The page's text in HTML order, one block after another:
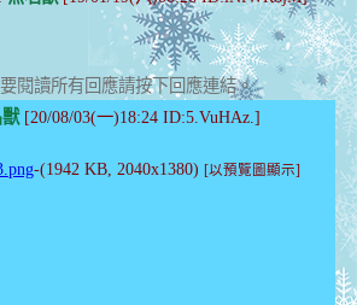
閱讀所有回應請按下回應連結。
[20/08/03(一)18:24 ID:5.VuHAz.]
-(1942 KB, 2040x1380) [以預覽圖顯示]